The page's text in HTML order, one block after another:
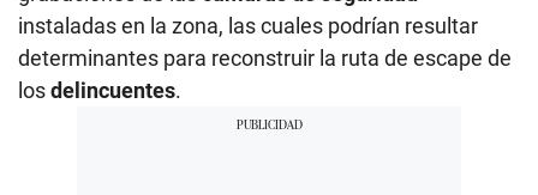
instaladas en la zona, las cuales podrían resultar
determinantes para reconstruir la ruta de escape de
losdelincuentes.